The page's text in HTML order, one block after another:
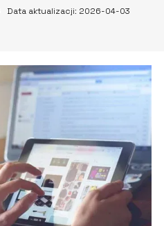
Data aktualizacji: 2026-04-03